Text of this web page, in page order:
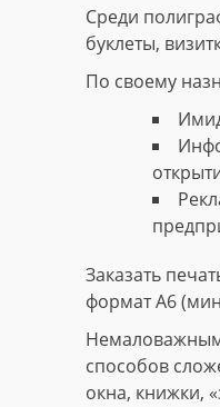
Среди
буклеты,
По своему
Заказать
формат А6
Немаловажным
способов
окна, книжки,